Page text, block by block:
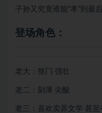
子孙又究竟谁能“孝”到最后
登场角色：
老大：抠门 强壮
老二：刻薄 尖酸
老三：喜欢卖弄文学 甚至